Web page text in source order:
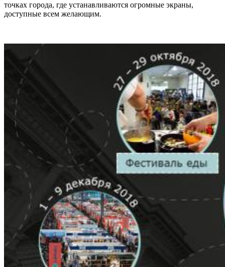
точках города, где устанавливаются огромные экраны,
доступные всем желающим.